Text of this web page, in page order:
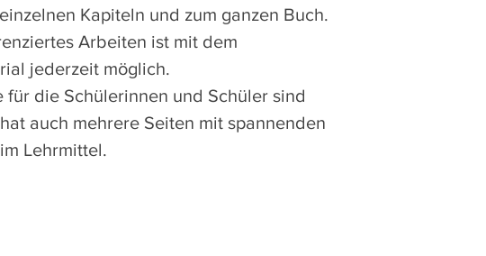
Kapiteln und zum ganzen Buch.
Arbeiten ist mit dem
jederzeit möglich.
für die Schülerinnen und Schüler sind
auch mehrere Seiten mit spannenden
Lehrmittel.